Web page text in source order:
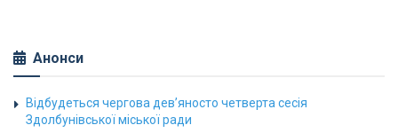
Анонси
Відбудеться чергова дев’яносто четверта сесія
Здолбунівської міської ради